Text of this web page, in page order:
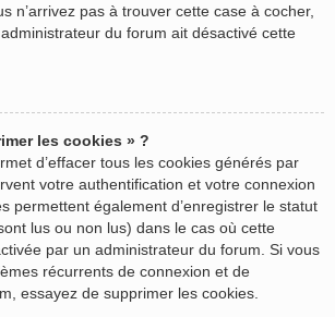
n’arrivez pas à trouver cette case à cocher,
du forum ait désactivé cette
les cookies » ?
d’effacer tous les cookies générés par
votre authentification et votre connexion
permettent également d’enregistrer le statut
lus ou non lus) dans le cas où cette
par un administrateur du forum. Si vous
récurrents de connexion et de
essayez de supprimer les cookies.